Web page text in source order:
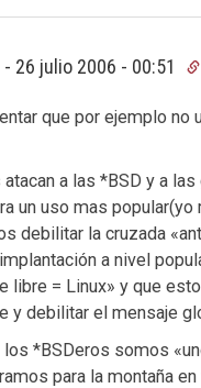
- 26 julio 2006 - 00:51
que por ejemplo no
a las *BSD y a las
un uso mas
debilitar la cruzada
a nivel
libre = Linux» y que
y debilitar el mensaje
los *BSDeros somos
para la montaña